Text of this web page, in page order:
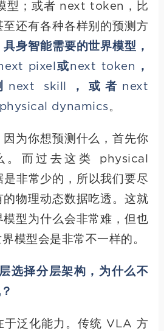
型；或者 next token，比
还有各种各样别的预测方
具身智能需要的世界模型，
pixel或next token，
next skill，或者next
dynamics。
为你想预测什么，首先你
。而过去这类 physical
非常少的，所以我们要尽
的物理动态数据吃透。这就
模型为什么会非常难，但也
模型会是非常不一样的。
选择分层架构，为什么不
于泛化能力。传统 VLA 方